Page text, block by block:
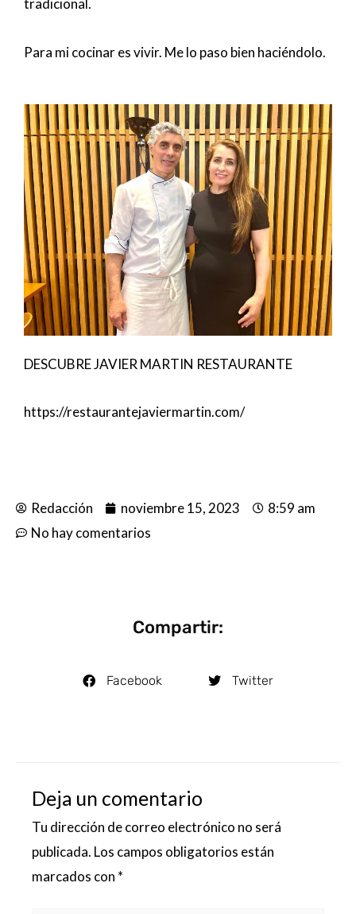
tradicional.
Para mi cocinar es vivir. Me lo paso bien haciéndolo.
DESCUBRE JAVIER MARTIN RESTAURANTE
https://restaurantejaviermartin.com/
Redacción noviembre 15, 2023
8:59 am
No hay comentarios
Compartir:
Facebook Twitter
Deja un comentario
Tu dirección de correo electrónico no será
publicada. Los campos obligatorios están
marcados con *